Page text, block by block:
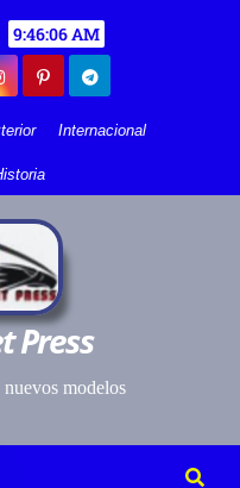
9:46:06 AM
Internacional
Press
modelos